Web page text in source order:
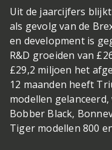
Uit de jaarcijfers
als gevolg van de
en development is
R&D groeiden van
£29,2 miljoen het
12 maanden heeft
modellen
Bobber Black,
Tiger modellen 800